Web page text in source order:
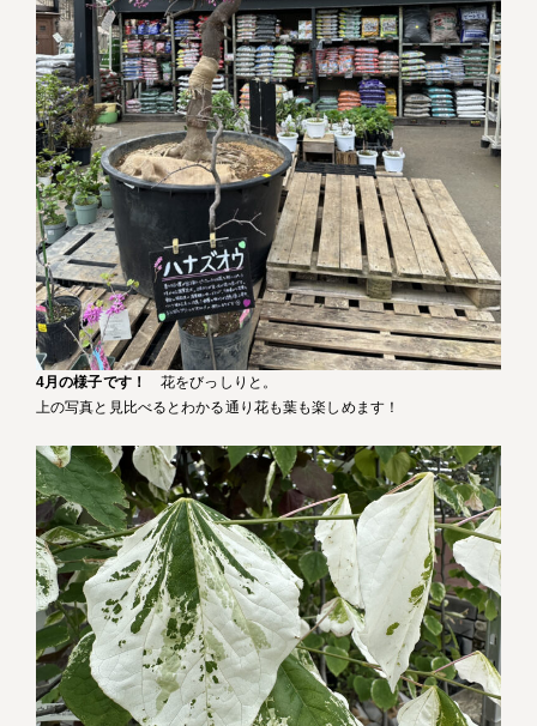
4月の様子です！花をびっしりと。
上の写真と見比べるとわかる通り花も葉も楽しめます！